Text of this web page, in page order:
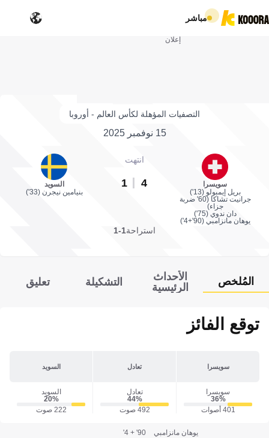
مباشر
إعلان
التصفيات المؤهلة لكأس العالم - أوروبا
15 نوفمبر 2025
سويسرا
بريل إيمبولو (13')
جرانيت تشاكا (60' ضربة
جزاء)
دان ندوي (75')
يوهان مانزامبي (90'+4')
انتهت
4
1
السويد
بنيامين نيجرن (33')
استراحة1-1
المُلخص
الأحداث
الرئيسية
التشكيلة تعليق
توقع الفائز
سويسرا تعادل السويد
سويسرا
36‎%‎
401 أصوات
تعادل
44‎%‎
492 صوت
السويد
20‎%‎
222 صوت
يوهان مانزامبي 90' + 4'